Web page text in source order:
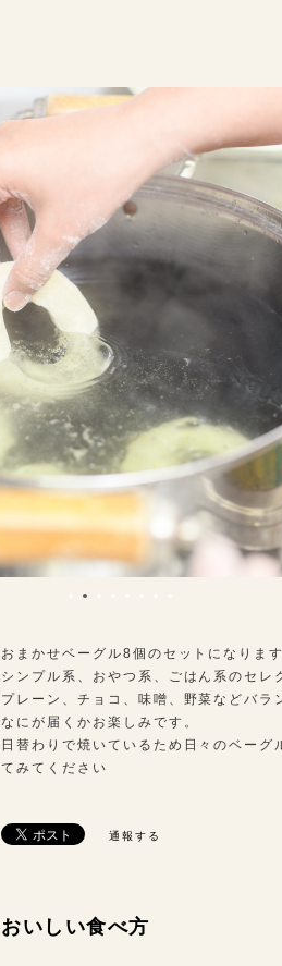
おまかせベーグル8個のセットになります
シンプル系、おやつ系、ごはん系のセレ
プレーン、チョコ、味噌、野菜などバラ
なにが届くかお楽しみです。
日替わりで焼いているため日々のベー
てみてください
通報する
おいしい食べ方